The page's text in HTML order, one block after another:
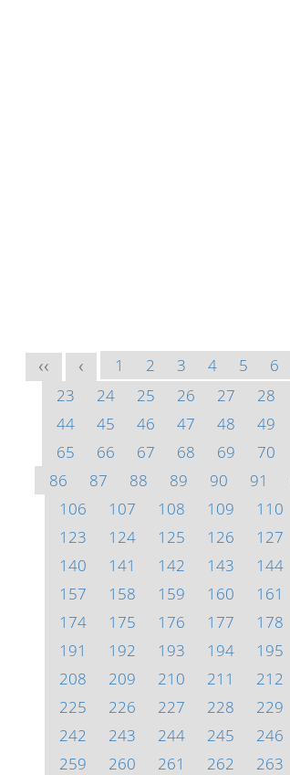
<< < 1 2 3 4 5 6
23
24 25 26 27 28
44
45 46 47 48 49
65
66 67 68 69 70
86
87 88 89 90 91
106
107 108 109 110
123
124 125 126 127
140
141 142 143 144
157
158 159 160 161
174
175 176 177 178
191
192 193 194 195
208
209 210 211 212
225
226 227 228 229
242
243 244 245 246
259
260 261 262 263